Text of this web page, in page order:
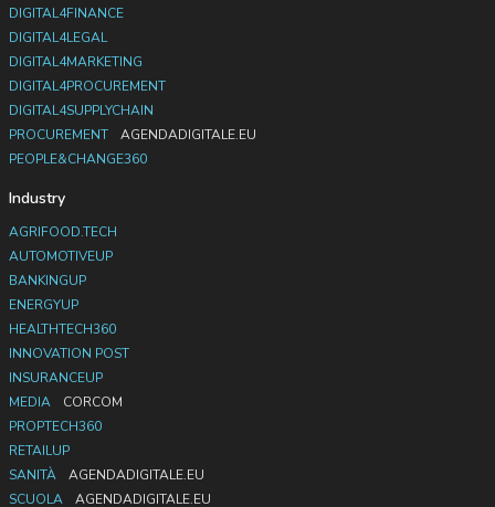
DIGITAL4FINANCE
DIGITAL4LEGAL
DIGITAL4MARKETING
DIGITAL4PROCUREMENT
DIGITAL4SUPPLYCHAIN
PROCUREMENT
AGENDADIGITALE.EU
PEOPLE&CHANGE360
Industry
AGRIFOOD.TECH
AUTOMOTIVEUP
BANKINGUP
ENERGYUP
HEALTHTECH360
INNOVATION POST
INSURANCEUP
MEDIA
CORCOM
PROPTECH360
RETAILUP
SANITÀ
AGENDADIGITALE.EU
SCUOLA
AGENDADIGITALE.EU